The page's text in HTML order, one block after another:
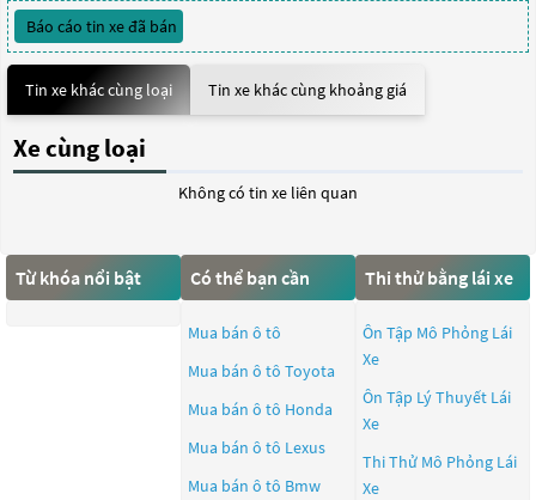
Báo cáo tin xe đã bán
Tin xe khác cùng loại Tin xe khác cùng khoảng giá
Xe cùng loại
Không có tin xe liên quan
Từ khóa nổi bật Có thể bạn cần
Mua bán ô tô
Mua bán ô tô Toyota
Mua bán ô tô Honda
Mua bán ô tô Lexus
Mua bán ô tô Bmw
Thi thử bằng lái xe
Ôn Tập Mô Phỏng Lái
Xe
Ôn Tập Lý Thuyết Lái
Xe
Thi Thử Mô Phỏng Lái
Xe